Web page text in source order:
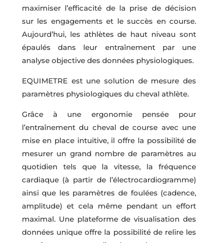
maximiser l’efficacité de la prise de décision
sur les engagements et le succès en course.
Aujourd’hui, les athlètes de haut niveau sont
épaulés dans leur entraînement par une
analyse objective des données physiologiques.
EQUIMETRE est une solution de mesure des
paramètres physiologiques du cheval athlète.
Grâce à une ergonomie pensée pour
l’entraînement du cheval de course avec une
mise en place intuitive, il offre la possibilité de
mesurer un grand nombre de paramètres au
quotidien tels que la vitesse, la fréquence
cardiaque (à partir de l’électrocardiogramme)
ainsi que les paramètres de foulées (cadence,
amplitude) et cela même pendant un effort
maximal. Une plateforme de visualisation des
données unique offre la possibilité de relire les